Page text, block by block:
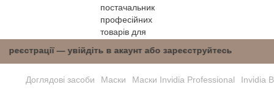
реєстрації — увійдіть в акаунт або
Доглядові засоби Маски Маски Invidia Professional Invidia